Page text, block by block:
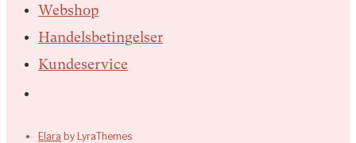
Webshop
Handelsbetingelser
Kundeservice
Elara by LyraThemes